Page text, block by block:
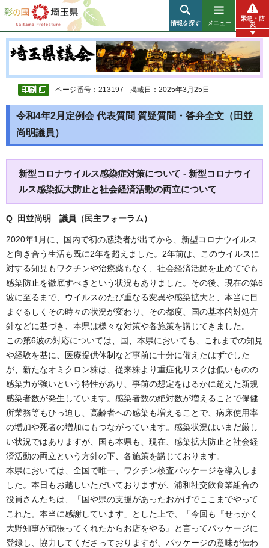
彩の国 埼玉県
情報を探す メニュー
緊急・防
災
ページ番号：213197 掲載日：2025年3月25日
令和4年2月定例会 代表質問 質疑質問・答弁全文（田並
尚明議員）
新型コロナウイルス感染症対策について - 新型コロナウイ
ルス感染拡大防止と社会経済活動の両立について
Q 田並尚明 議員（民主フォーラム）
2020年1月に、国内で初の感染者が出てから、新型コロナウイルス
と向き合う生活も既に2年を超えました。2年前は、このウイルスに
対する知見もワクチンや治療薬もなく、社会経済活動を止めてでも
感染防止を徹底すべきという状況もありました。その後、現在の第6
波に至るまで、ウイルスのたび重なる変異や感染拡大と、本当に目
まぐるしくその時々の状況が変わり、その都度、国の基本的対処方
針などに基づき、本県は様々な対策や各施策を講じてきました。
この第6波の対応については、国、本県においても、これまでの知見
や経験を基に、医療提供体制など事前に十分に備えたはずでした
が、新たなオミクロン株は、従来株より重症化リスクは低いものの
感染力が強いという特性があり、事前の想定をはるかに超えた新規
感染者数が発生しています。感染者数の絶対数が増えることで保健
所業務等もひっ迫し、高齢者への感染も増えることで、病床使用率
の増加や死者の増加にもつながっています。感染状況はいまだ厳し
い状況ではありますが、国も本県も、現在、感染拡大防止と社会経
済活動の両立という方針の下、各施策を講じております。
本県においては、全国で唯一、ワクチン検査パッケージを導入しま
した。本日もお越しいただいておりますが、浦和社交飲食業組合の
役員さんたちは、「国や県の支援があったおかげでここまでやって
これた。本当に感謝しています」とした上で、「今回も『せっかく
大野知事が頑張ってくれたからお店をやる』と言ってパッケージに
登録し、協力してくださっておりますが、パッケージの意味が伝わ